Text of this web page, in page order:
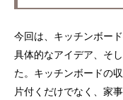
今回は、キッチンボー
具体的なアイデア、そ
た。キッチンボードの
片付くだけでなく、家